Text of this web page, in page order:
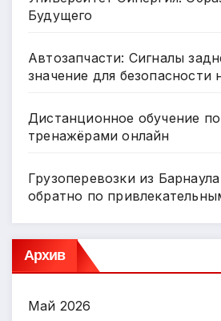
Будущего
Автозапчасти: Сигналы
значение для безопасности
Дистанционное обучение
тренажёрами онлайн
Грузоперевозки из
обратно по
Архив
Май 2026